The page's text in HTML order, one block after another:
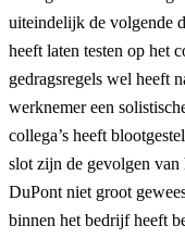
uiteindelijk de volgende
heeft laten testen op het
gedragsregels wel heeft
werknemer een
collega’s heeft
slot zijn de gevolgen
DuPont niet groot
binnen het bedrijf heeft